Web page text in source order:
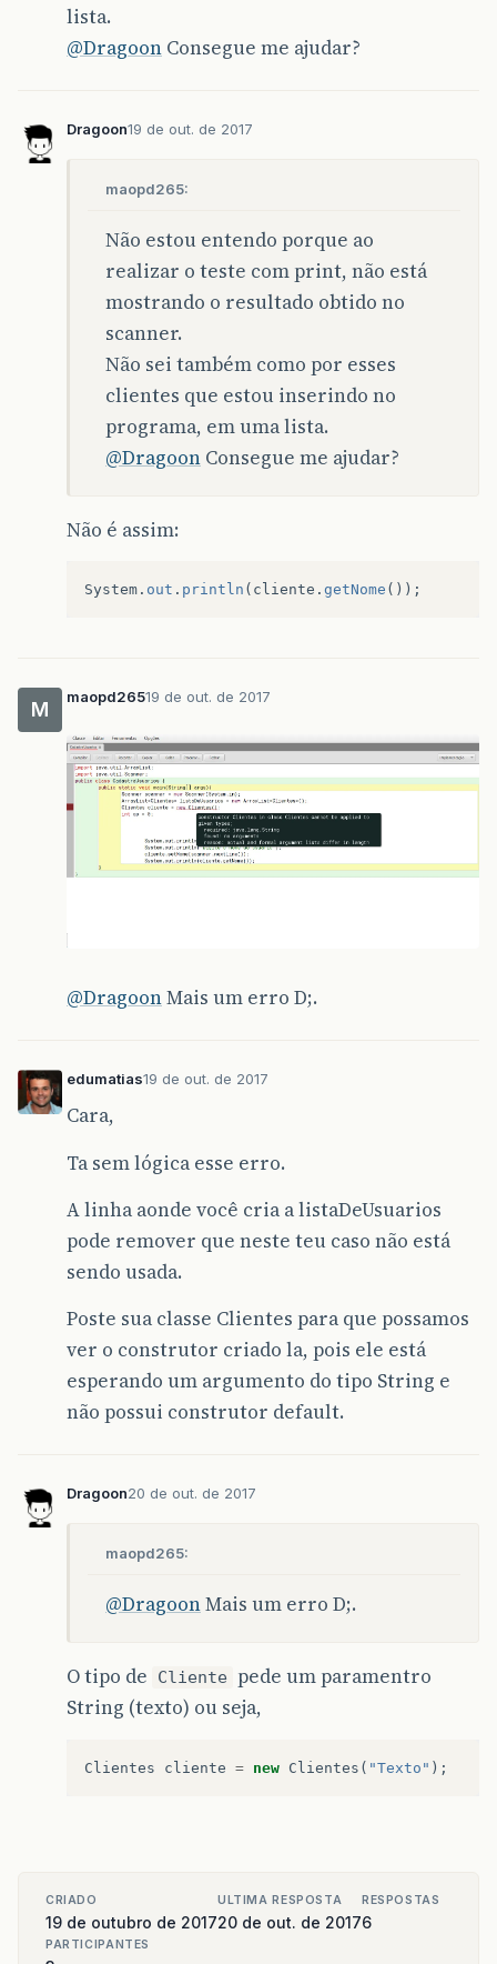
lista.
@Dragoon Consegue me ajudar?
Dragoon19 de out. de 2017
maopd265:
Não estou entendo porque ao
realizar o teste com print, não está
mostrando o resultado obtido no
scanner.
Não sei também como por esses
clientes que estou inserindo no
programa, em uma lista.
@Dragoon Consegue me ajudar?
Não é assim:
System . out . println ( cliente . getNome ());
M
maopd26519 de out. de 2017
@DragoonMais um erro D;.
edumatias19 de out. de 2017
Cara,
Ta sem lógica esse erro.
A linha aonde você cria a listaDeUsuarios
pode remover que neste teu caso não está
sendo usada.
Poste sua classe Clientes para que possamos
ver o construtor criado la, pois ele está
esperando um argumento do tipo String e
não possui construtor default.
Dragoon20 de out. de 2017
maopd265:
@DragoonMais um erro D;.
O tipo de Cliente pede um paramentro
String (texto) ou seja,
Clientes cliente = new Clientes ( "Texto" );
CRIADO
19 de outubro de 2017
ULTIMA RESPOSTA
20 de out. de 2017
RESPOSTAS
6
PARTICIPANTES